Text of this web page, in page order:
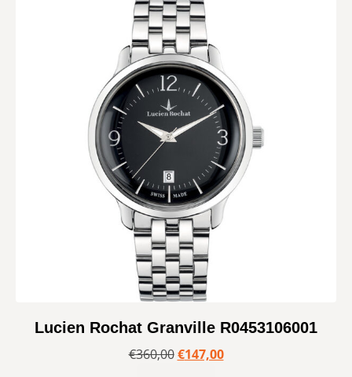
Lucien Rochat Granville R0453106001
€360,00 €147,00